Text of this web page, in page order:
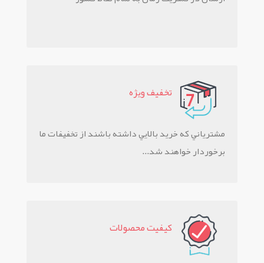
تخفيف ويژه
مشترياني که خريد بالايي داشته باشند از تخفيفات ما
برخوردار خواهند شد...
کيفيت محصولات